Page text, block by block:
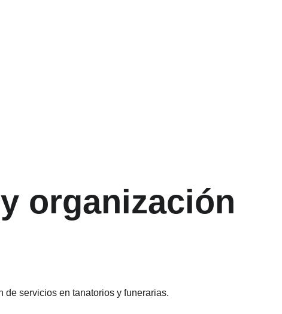
organización
servicios en tanatorios y funerarias.